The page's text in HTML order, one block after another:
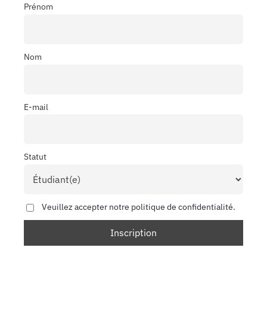
Prénom
Nom
E-mail
Statut
Veuillez accepter notre politique de confidentialité.